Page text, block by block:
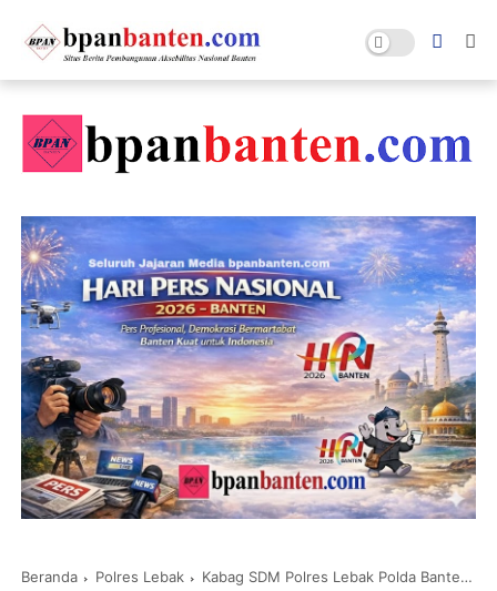
Beranda Polres Lebak Kabag SDM Polres Lebak Polda Banten Pimpin Apel Pagi dan Olah Raga Bersama di Halaman Mako Polres Lebak